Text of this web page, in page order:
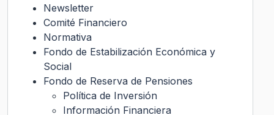
Newsletter
Comité Financiero
Normativa
Fondo de Estabilización Económica y
Social
Fondo de Reserva de Pensiones
Política de Inversión
Información Financiera